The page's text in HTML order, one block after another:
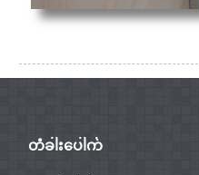
တံခါးပေါက်